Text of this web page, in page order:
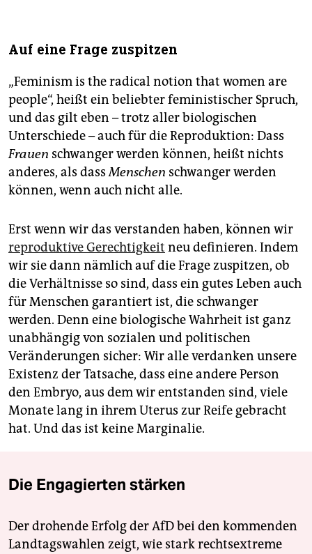
Auf eine Frage zuspitzen
„Feminism is the radical notion that women are
people“, heißt ein beliebter feministischer Spruch,
und das gilt eben – trotz aller biologischen
Unterschiede – auch für die Reproduktion: Dass
Frauen schwanger werden können, heißt nichts
anderes, als dassMenschen schwanger werden
können, wenn auch nicht alle.
Erst wenn wir das verstanden haben, können wir
reproduktive Gerechtigkeit neu definieren. Indem
wir sie dann nämlich auf die Frage zuspitzen, ob
die Verhältnisse so sind, dass ein gutes Leben auch
für Menschen garantiert ist, die schwanger
werden. Denn eine biologische Wahrheit ist ganz
unabhängig von sozialen und politischen
Veränderungen sicher: Wir alle verdanken unsere
Existenz der Tatsache, dass eine andere Person
den Embryo, aus dem wir entstanden sind, viele
Monate lang in ihrem Uterus zur Reife gebracht
hat. Und das ist keine Marginalie.
Die Engagierten stärken
Der drohende Erfolg der AfD bei den kommenden
Landtagswahlen zeigt, wie stark rechtsextreme